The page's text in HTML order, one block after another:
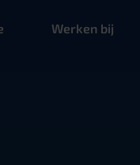
Werken bij